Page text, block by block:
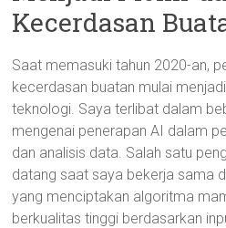
Kecerdasan
Saat memasuki tahun 2020-an,
kecerdasan buatan mulai
teknologi. Saya terlibat dalam
mengenai penerapan AI dalam
dan analisis data. Salah satu
datang saat saya bekerja sama
yang menciptakan algoritma
berkualitas tinggi berdasarkan